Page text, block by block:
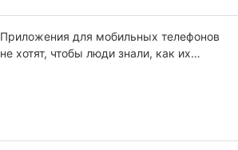
Приложения для мобильных телефонов
не хотят, чтобы люди знали, как их